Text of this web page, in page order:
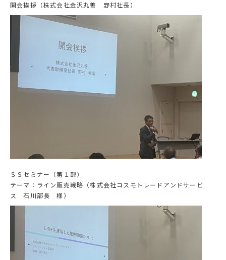
開会挨拶（株式会社金沢丸善 野村社長）
ＳＳセミナー（第１部）
テーマ：ライン販売戦略（株式会社コスモトレードアンドサービ
ス 石川部長 様）